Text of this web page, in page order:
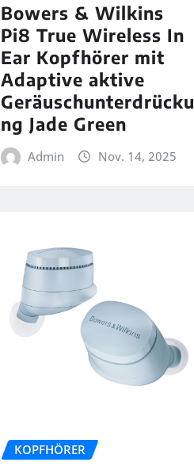
Bowers & Wilkins
Pi8 True Wireless In
Ear Kopfhörer mit
Adaptive aktive
Geräuschunterdrücku
ng Jade Green
Admin Nov. 14, 2025
KOPFHÖRER